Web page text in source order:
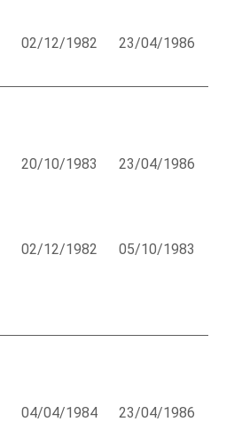
02/12/1982 23/04/1986
20/10/1983 23/04/1986
02/12/1982 05/10/1983
04/04/1984 23/04/1986